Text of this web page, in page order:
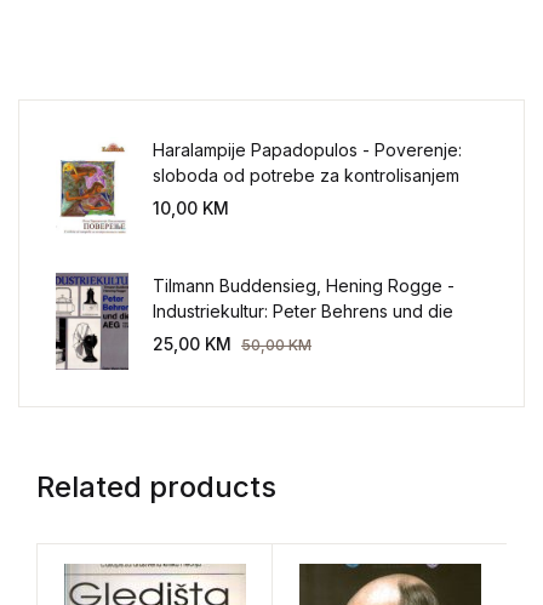
Haralampije Papadopulos - Poverenje:
sloboda od potrebe za kontrolisanjem
sveta
10,00 KM
Tilmann Buddensieg, Hening Rogge -
Industriekultur: Peter Behrens und die
AEG 1907-1914.
25,00 KM 50,00KM
Related products